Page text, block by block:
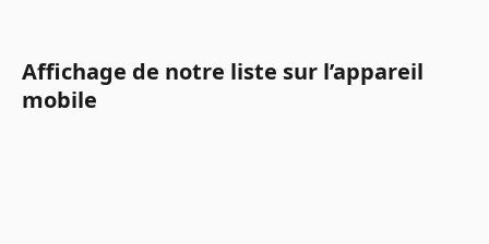
Affichage de notre liste sur l’appareil
mobile